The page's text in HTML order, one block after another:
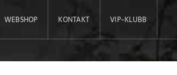
WEBSHOP KONTAKT VIP-KLUBB